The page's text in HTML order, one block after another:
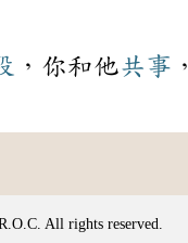
，你和他共事
All rights reserved.